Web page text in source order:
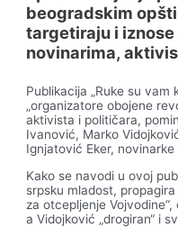
beogradskim
targetiraju i
novinarima,
Publikacija „Ruke su
„organizatore obojene
aktivista i političara,
Ivanović, Marko
Ignjatović Eker,
Kako se navodi u ovoj
srpsku mladost, propagira
za otcepljenje
a Vidojković „drogiran“ i